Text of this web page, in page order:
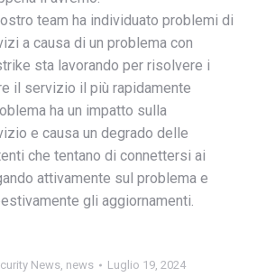
team ha individuato problemi di
a causa di un problema con
sta lavorando per risolvere i
il servizio il più rapidamente
ha un impatto sulla
e causa un degrado delle
che tentano di connettersi ai
attivamente sul problema e
gli aggiornamenti.
News, news Luglio 19, 2024